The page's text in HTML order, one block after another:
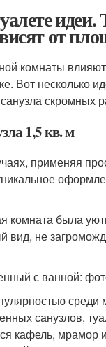
идеи.
от
комнаты
Вот несколько
скромных
1,5 кв. м
применяя
комната была
вид, не
с ванной:
среди
санузлов,
кафель, мрамор